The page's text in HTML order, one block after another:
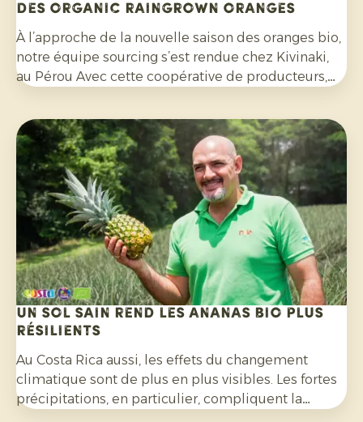
des Organic Raingrown Oranges
À l’approche de la nouvelle saison des oranges bio,
notre équipe sourcing s’est rendue chez Kivinaki,
au Pérou Avec cette coopérative de producteurs,
dernières années. Lors de cette visite, nous avons
préparé ensemble les mois à venir.
Un sol sain rend les ananas bio plus
résilients
Au Costa Rica aussi, les effets du changement
climatique sont de plus en plus visibles. Les fortes
précipitations, en particulier, compliquent la